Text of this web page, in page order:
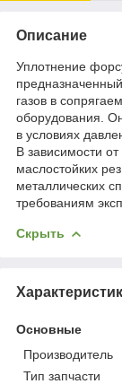
Описание
Уплотнение
газов в
оборудования.
в условиях
В зависимости
маслостойких
металлических
требованиям
Скрыть
Основные
Производитель
Тип запчасти